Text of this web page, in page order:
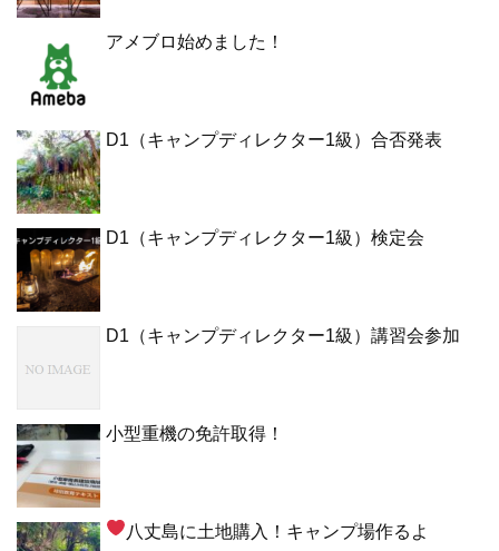
アメブロ始めました！
D1（キャンプディレクター1級）合否発表
D1（キャンプディレクター1級）検定会
D1（キャンプディレクター1級）講習会参加
小型重機の免許取得！
八丈島に土地購入！キャンプ場作るよ